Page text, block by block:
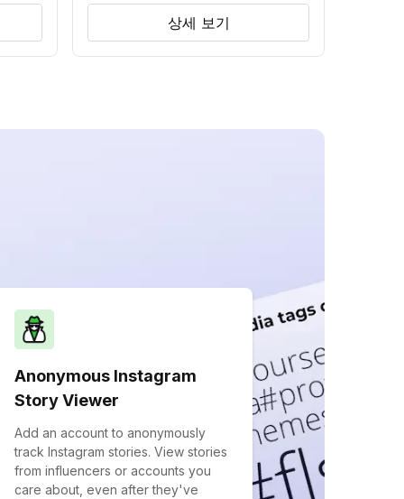
상세 보기
Anonymous Instagram
Story Viewer
Add an account to anonymously
track Instagram stories. View stories
from influencers or accounts you
care about, even after they've